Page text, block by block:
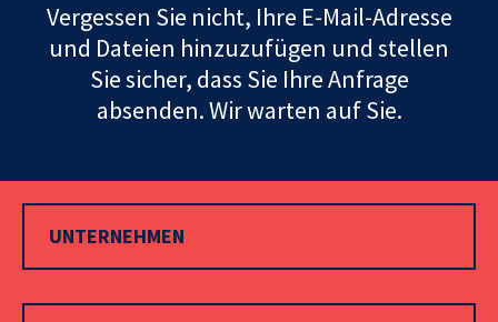
Vergessen Sie nicht, Ihre E-Mail-Adresse
und Dateien hinzuzufügen und stellen
Sie sicher, dass Sie Ihre Anfrage
absenden. Wir warten auf Sie.